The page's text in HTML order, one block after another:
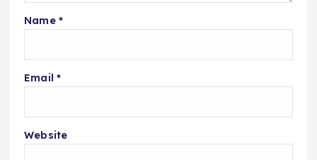
Name *
Email *
Website